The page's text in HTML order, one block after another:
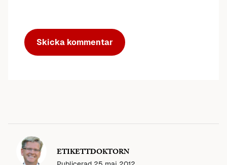
ETIKETTDOKTORN